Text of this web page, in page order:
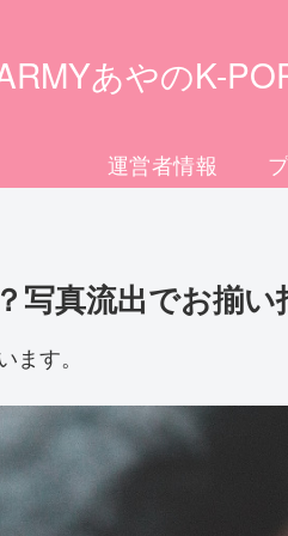
あやのK-
運営者情報
写真流出でお揃い
す。